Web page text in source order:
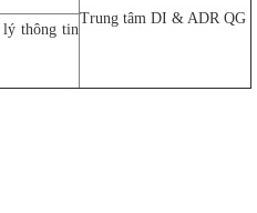
Trung tâm DI & ADR QG
lý thông tin